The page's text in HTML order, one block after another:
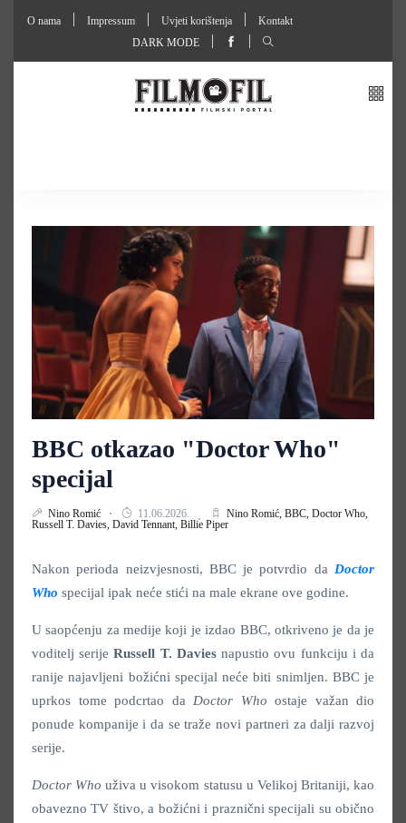
O nama Impressum Uvjeti korištenja
Kontakt
DARK MODE
BBC otkazao "Doctor Who"
specijal
Nino Romić 11.06.2026. Nino Romić, BBC, Doctor Who,
Russell T. Davies, David Tennant, Billie Piper
Nakon perioda neizvjesnosti, BBC je potvrdio da Doctor
Who specijal ipak neće stići na male ekrane ove godine.
U saopćenju za medije koji je izdao BBC, otkriveno je da je
voditelj serijeRussell T. Daviesnapustio ovu funkciju i da
ranije najavljeni božićni specijal neće biti snimljen. BBC je
uprkos tome podcrtao da Doctor Who ostaje važan dio
ponude kompanije i da se traže novi partneri za dalji razvoj
serije.
Doctor Whouživa u visokom statusu u Velikoj Britaniji, kao
obavezno TV štivo, a božićni i praznični specijali su obično